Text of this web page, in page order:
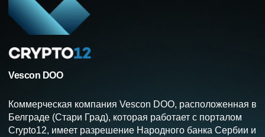
Vescon DOO
Коммерческая компания Vescon DOO, расположенная в
Белграде (Стари Град), которая работает с порталом
Crypto12, имеет разрешение Народного банка Сербии и